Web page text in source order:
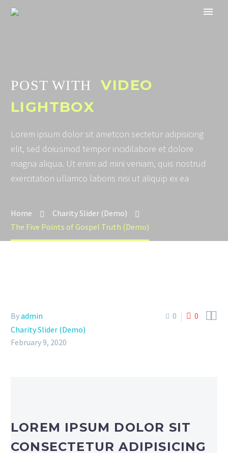
POST WITH
VIDEO
LIGHTBOX
Lorem ipsum dolor sit ametcon sectetur adipisicing
elit, sed doiusmod tempor incidilabore et dolore
magna aliqua. Ut enim ad mini veniam, quis nostrud
exercitation ullamco laboris nisi ut aliquip ex ea
Home
Charity Slider (Demo)
The Five Points of Gospel Truth (Demo)
0 0 
Byadmin
Charity Slider (Demo)
February 9, 2020
LOREM IPSUM DOLOR SIT
CONSECTETUR ADIPISICING